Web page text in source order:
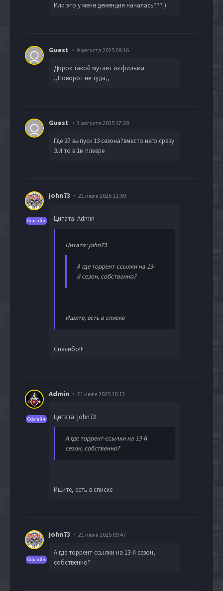
Или это у меня деменция началась??? )
Guest 9 августа 2025 09:16
Дорох такой мутант из фильма
,,Поворот не туда,,
Guest 3 августа 2025 17:28
Где 2й выпуск 13 сезона?вместо него сразу
3.И то в 1м плеере
Офлайн
john73 21 июля 2025 11:59
Цитата: Admin
Цитата: john73
А где торрент-ссылки на 13-
й сезон, собственно?
Ищите, есть в списке
Спасибо!!!
Офлайн
Admin 21 июля 2025 10:13
Цитата: john73
А где торрент-ссылки на 13-й
сезон, собственно?
Ищите, есть в списке
Офлайн
john73 21 июля 2025 09:47
А где торрент-ссылки на 13-й сезон,
собственно?